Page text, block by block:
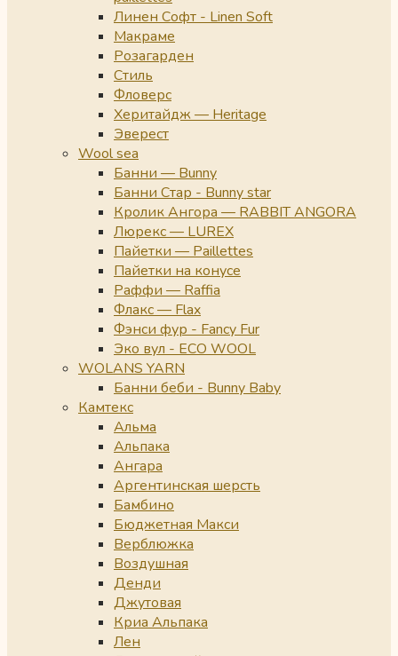
Линен Софт - Linen Soft
Макраме
Розагарден
Стиль
Фловерс
Херитайдж — Heritage
Эверест
Wool sea
Банни — Bunny
Банни Стар - Bunny star
Кролик Ангора — RABBIT ANGORA
Люрекс — LUREX
Пайетки — Paillettes
Пайетки на конусе
Раффи — Raffia
Флакс — Flax
Фэнси фур - Fancy Fur
Эко вул - ECO WOOL
WOLANS YARN
Банни беби - Bunny Baby
Камтекс
Альма
Альпака
Ангара
Аргентинская шерсть
Бамбино
Бюджетная Макси
Верблюжка
Воздушная
Денди
Джутовая
Криа Альпака
Лен